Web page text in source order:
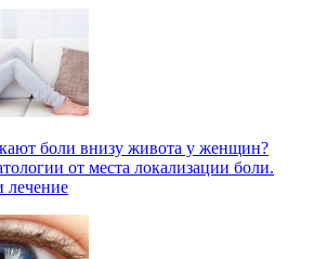
боли внизу живота у женщин?
от места локализации боли.
лечение